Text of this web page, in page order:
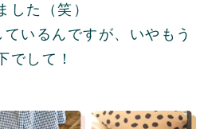
した（笑）
いるんですが、いやもう
でして！